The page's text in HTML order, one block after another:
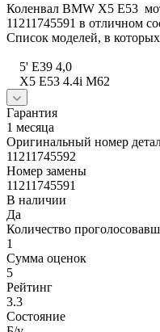
Коленвал BMW X5 E53
11211745591 в отличном
Список моделей, в которых
5' E39 4,0
X5 E53 4.4i M62
Гарантия
1 месяца
Оригинальный номер
11211745592
Номер замены
11211745591
В наличии
Да
Количество
1
Сумма оценок
5
Рейтинг
3.3
Состояние